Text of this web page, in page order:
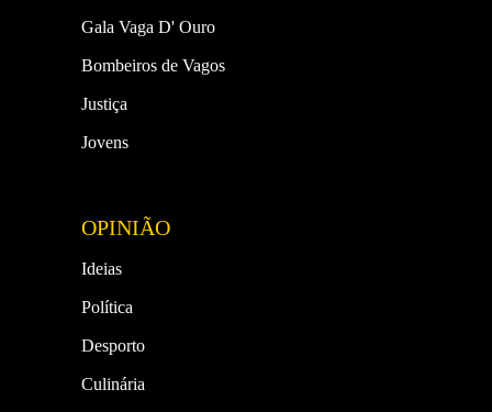
Gala Vaga D' Ouro
Bombeiros de Vagos
Justiça
Jovens
OPINIÃO
Ideias
Política
Desporto
Culinária